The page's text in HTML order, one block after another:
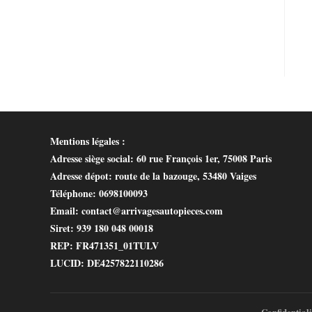
Mentions légales :
Adresse siège social: 60 rue François 1er, 75008 Paris
Adresse dépot: route de la bazouge, 53480 Vaiges
Téléphone: 0698100093
Email: contact@arrivagesautopieces.com
Siret: 939 180 048 00018
REP: FR471351_01TULV
LUCID: DE4257822110286